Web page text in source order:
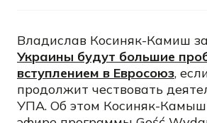
Владислав Косиняк-Камиш
Украины будут большие
вступлением в Евросоюз,
продолжит чествовать
УПА. Об этом Косиняк-Камыш